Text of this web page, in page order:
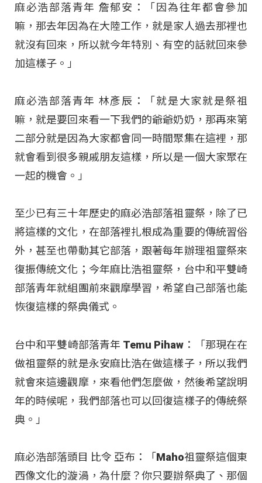
麻必浩部落青年 詹郁安：「因為往年都會參加
嘛，那去年因為在大陸工作，就是家人過去那裡也
就沒有回來，所以就今年特別、有空的話就回來參
加這樣子。」
麻必浩部落青年 林彥辰：「就是大家就是祭祖
嘛，就是要回來看一下我們的爺爺奶奶，那再來第
二部分就是因為大家都會同一時間聚集在這裡，那
就會看到很多親戚朋友這樣，所以是一個大家聚在
一起的機會。」
至少已有三十年歷史的麻必浩部落祖靈祭，除了已
將這樣的文化，在部落裡扎根成為重要的傳統習俗
外，甚至也帶動其它部落，跟著每年辦理祖靈祭來
復振傳統文化；今年麻比浩祖靈祭，台中和平雙崎
部落青年就組團前來觀摩學習，希望自己部落也能
恢復這樣的祭典儀式。
台中和平雙崎部落青年 Temu Pihaw：「那現在在
做祖靈祭的就是永安麻比浩在做這樣子，所以我們
就會來這邊觀摩，來看他們怎麼做，然後希望說明
年的時候呢，我們部落也可以回復這樣子的傳統祭
典。」
麻必浩部落頭目 比令 亞布：「Maho祖靈祭這個東
西像文化的漩渦，為什麼？你只要辦祭典了、那個